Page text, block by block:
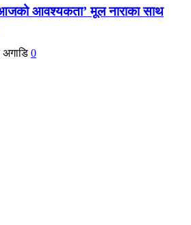
आजको आवश्यकता’ मूल नाराका साथ
अगाडि 0